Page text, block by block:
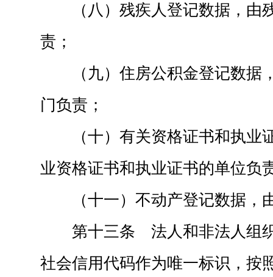
（八）残疾人登记数据，
责；
（九）住房公积金登记数
门负责；
（十）有关资格证书和执
业资格证书和执业证书的单位负
（十一）不动产登记数据
第十三条 法人和非法人组
社会信用代码作为唯一标识，按